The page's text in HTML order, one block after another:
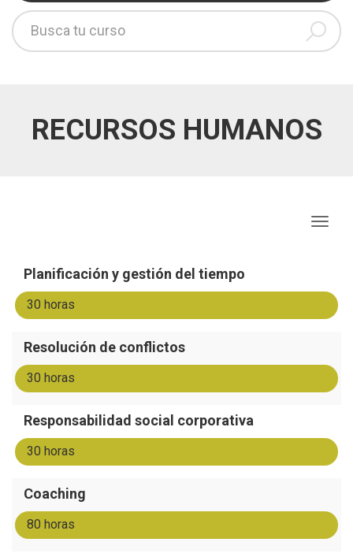
RECURSOS HUMANOS
Planificación y gestión del tiempo
30 horas
Resolución de conflictos
30 horas
Responsabilidad social corporativa
30 horas
Coaching
80 horas